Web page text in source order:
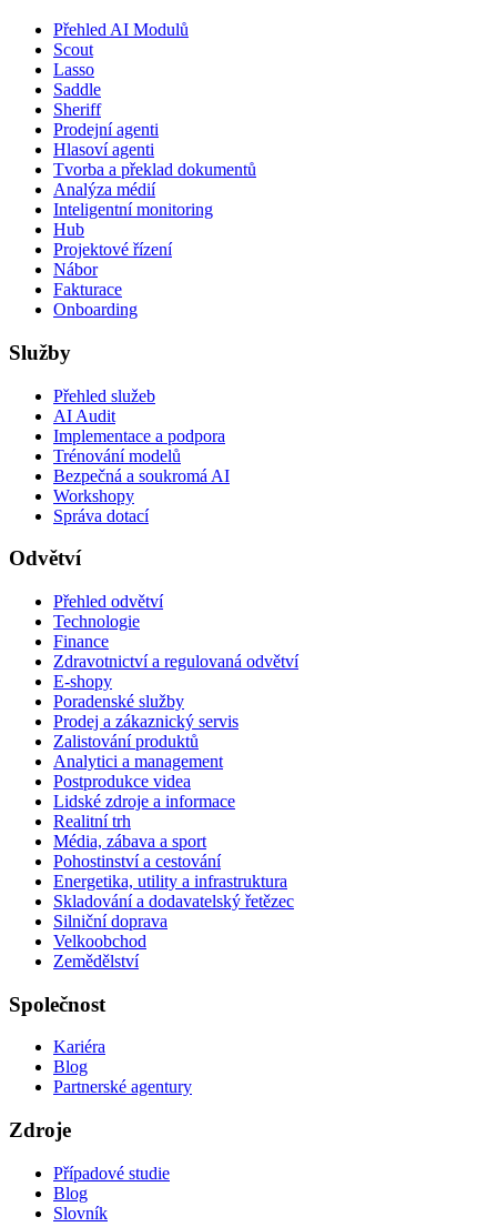
Přehled AI Modulů
Scout
Lasso
Saddle
Sheriff
Prodejní agenti
Hlasoví agenti
Tvorba a překlad dokumentů
Analýza médií
Inteligentní monitoring
Hub
Projektové řízení
Nábor
Fakturace
Onboarding
Služby
Přehled služeb
AI Audit
Implementace a podpora
Trénování modelů
Bezpečná a soukromá AI
Workshopy
Správa dotací
Odvětví
Přehled odvětví
Technologie
Finance
Zdravotnictví a regulovaná odvětví
E-shopy
Poradenské služby
Prodej a zákaznický servis
Zalistování produktů
Analytici a management
Postprodukce videa
Lidské zdroje a informace
Realitní trh
Média, zábava a sport
Pohostinství a cestování
Energetika, utility a infrastruktura
Skladování a dodavatelský řetězec
Silniční doprava
Velkoobchod
Zemědělství
Společnost
Kariéra
Blog
Partnerské agentury
Zdroje
Případové studie
Blog
Slovník